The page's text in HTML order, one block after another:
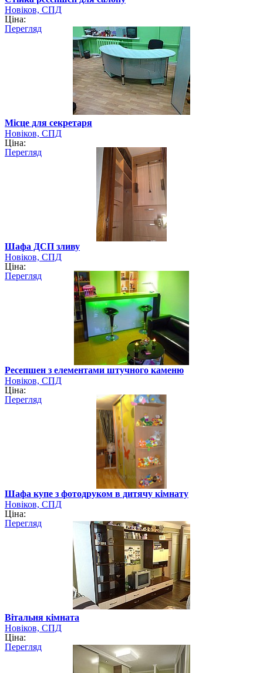
Новіков, СПД
Ціна:
Перегляд
Місце для секретаря
Новіков, СПД
Ціна:
Перегляд
Шафа ДСП зливу
Новіков, СПД
Ціна:
Перегляд
Ресепшен з елементами штучного каменю
Новіков, СПД
Ціна:
Перегляд
Шафа купе з фотодруком в дитячу кімнату
Новіков, СПД
Ціна:
Перегляд
Вітальня кімната
Новіков, СПД
Ціна:
Перегляд